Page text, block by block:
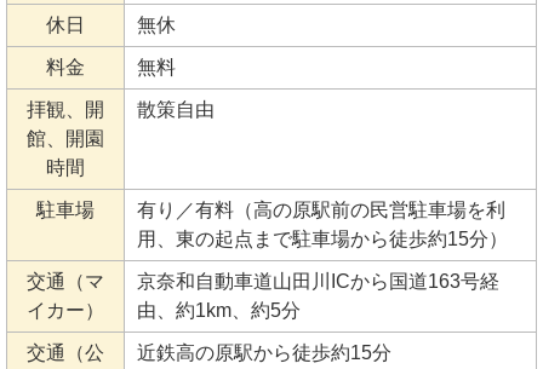
休日 無休
料金 無料
拝観、開
館、開園
時間
散策自由
駐車場
有り／有料（高の原駅前の民営駐車場を利
用、東の起点まで駐車場から徒歩約15分）
交通（マ
イカー）
京奈和自動車道山田川ICから国道163号経
由、約1km、約5分
交通（公
近鉄高の原駅から徒歩約15分